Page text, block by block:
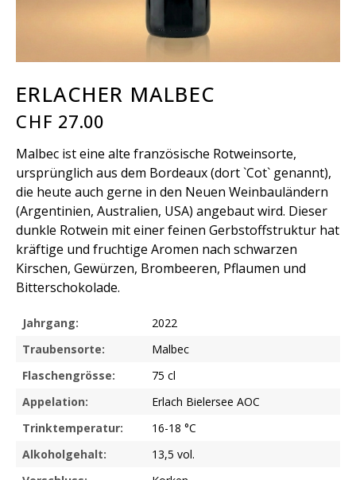
ERLACHER MALBEC
CHF 27.00
Malbec ist eine alte französische Rotweinsorte,
ursprünglich aus dem Bordeaux (dort `Cot` genannt),
die heute auch gerne in den Neuen Weinbauländern
(Argentinien, Australien, USA) angebaut wird. Dieser
dunkle Rotwein mit einer feinen Gerbstoffstruktur hat
kräftige und fruchtige Aromen nach schwarzen
Kirschen, Gewürzen, Brombeeren, Pflaumen und
Bitterschokolade.
Jahrgang:
2022
Traubensorte:
Malbec
Flaschengrösse:
75 cl
Appelation:
Erlach Bielersee AOC
Trinktemperatur:
16-18 °C
Alkoholgehalt:
13,5 vol.